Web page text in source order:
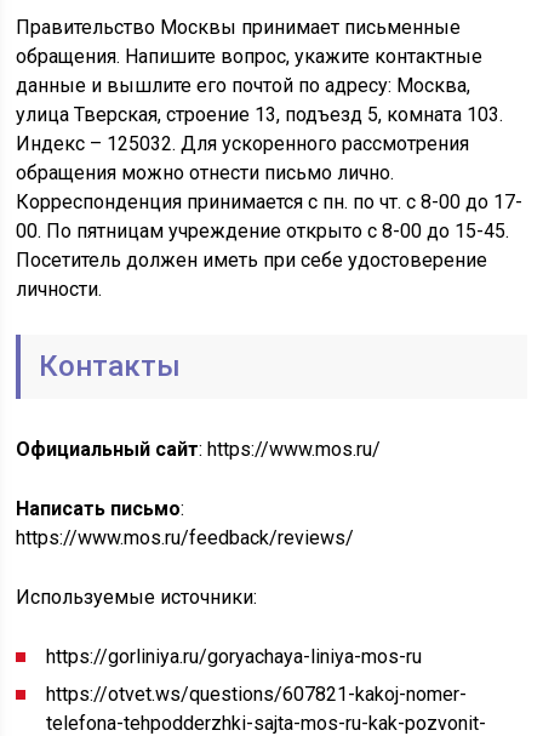
Правительство Москвы принимает письменные
обращения. Напишите вопрос, укажите контактные
данные и вышлите его почтой по адресу: Москва,
улица Тверская, строение 13, подъезд 5, комната 103.
Индекс – 125032. Для ускоренного рассмотрения
обращения можно отнести письмо лично.
Корреспонденция принимается с пн. по чт. с 8-00 до 17-
00. По пятницам учреждение открыто с 8-00 до 15-45.
Посетитель должен иметь при себе удостоверение
личности.
Контакты
Официальный сайт: https://www.mos.ru/
Написать письмо:
https://www.mos.ru/feedback/reviews/
Используемые источники:
https://gorliniya.ru/goryachaya-liniya-mos-ru
https://otvet.ws/questions/607821-kakoj-nomer-
telefona-tehpodderzhki-sajta-mos-ru-kak-pozvonit-